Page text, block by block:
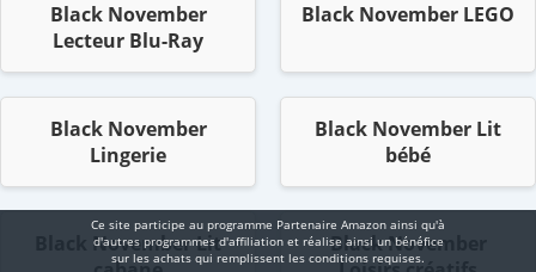
Black November
Lecteur Blu-Ray
Black November LEGO
Black November
Lingerie
Black November Lit
bébé
Black November Lit
Black November
Ce site participe au programme Partenaire Αmazοn ainsi qu'à
d'autres programmes d'affiliation et réalise ainsi un bénéfice
sur les achats qui remplissent les conditions requises.